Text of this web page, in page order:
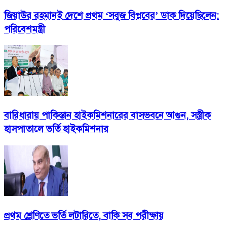
জিয়াউর রহমানই দেশে প্রথম ‘সবুজ বিপ্লবের’ ডাক দিয়েছিলেন:
পরিবেশমন্ত্রী
বারিধারায় পাকিস্তান হাইকমিশনারের বাসভবনে আগুন, সস্ত্রীক
হাসপাতালে ভর্তি হাইকমিশনার
প্রথম শ্রেণিতে ভর্তি লটারিতে, বাকি সব পরীক্ষায়